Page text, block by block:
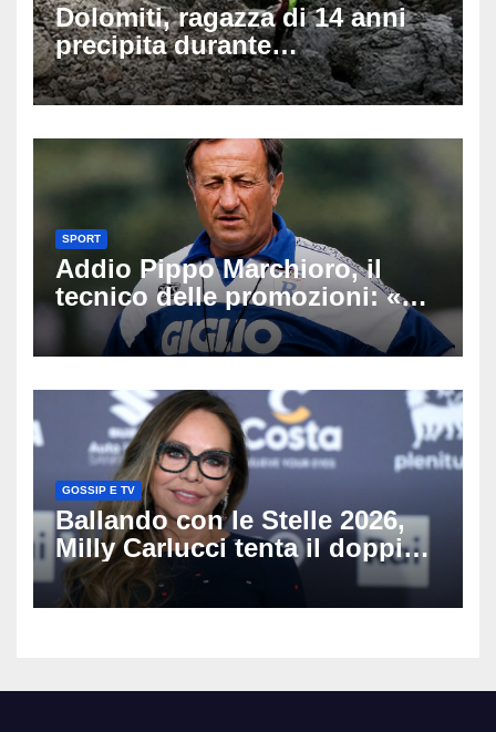
Dolomiti, ragazza di 14 anni
precipita durante
un’escursione: tragedia sul
Latemar davanti alla famiglia
SPORT
Addio Pippo Marchioro, il
tecnico delle promozioni: «Ha
scritto pagine indimenticabili
del nostro calcio»
GOSSIP E TV
Ballando con le Stelle 2026,
Milly Carlucci tenta il doppio
colpo: tra i papabili Ornella
Muti e Monica Guerritore